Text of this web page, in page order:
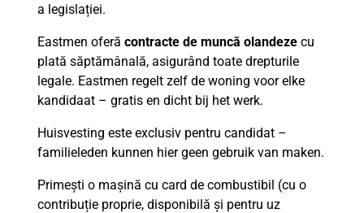
a legislației.
Eastmen oferă contracte de muncă olandeze cu
plată săptămânală, asigurând toate drepturile
legale. Eastmen regelt zelf de woning voor elke
kandidaat – gratis en dicht bij het werk.
Huisvesting este exclusiv pentru candidat –
familieleden kunnen hier geen gebruik van maken.
Primești o mașină cu card de combustibil (cu o
contribuție proprie, disponibilă și pentru uz